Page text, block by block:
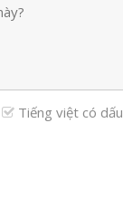
Tiếng việt có dấu